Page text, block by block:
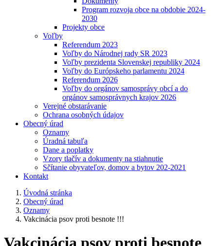
Program rozvoja obce na obdobie 2024-
2030
Projekty obce
Voľby
Referendum 2023
Voľby do Národnej rady SR 2023
Voľby prezidenta Slovenskej republiky 2024
Voľby do Európskeho parlamentu 2024
Referendum 2026
Voľby do orgánov samosprávy obcí a do
orgánov samosprávnych krajov 2026
Verejné obstarávanie
Ochrana osobných údajov
Obecný úrad
Oznamy
Úradná tabuľa
Dane a poplatky
Vzory tlačív a dokumenty na stiahnutie
Sčítanie obyvateľov, domov a bytov 202-2021
Kontakt
Úvodná stránka
Obecný úrad
Oznamy
Vakcinácia psov proti besnote !!!